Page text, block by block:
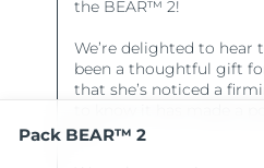
Pack BEAR™ 2